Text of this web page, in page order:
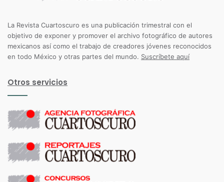
La Revista Cuartoscuro es una publicación trimestral con el
objetivo de exponer y promover el archivo fotográfico de autores
mexicanos así como el trabajo de creadores jóvenes reconocidos
en todo México y otras partes del mundo. Suscríbete aquí
Otros servicios